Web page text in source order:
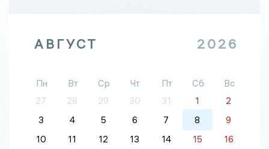
АВГУСТ 2026
Пн Вт Ср Чт Пт Сб
Вс
27
28 29 30 31 1
2
3
4 5 6 7 8
9
10
11 12 13 14 15
16